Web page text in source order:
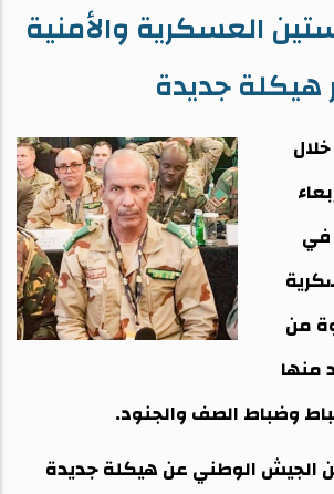
العسكرية والأمنية
جديدة
في
من
منها
وضباط الصف والجنود.
الجيش الوطني عن هيكلة جديدة